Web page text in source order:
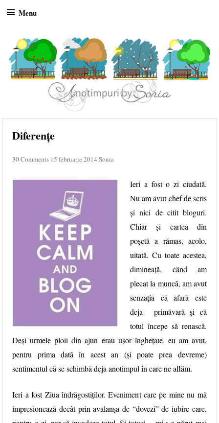
Menu
Diferențe
30 Comments 15 februarie 2014 Sonia
Ieri a fost o zi ciudată.
Nu am avut chef de scris
și nici de citit bloguri.
Chiar și cartea din
poșetă a rămas, acolo,
uitată. Cu toate acestea,
dimineață, când am
plecat la muncă, am avut
senzația că afară este
deja primăvară și că
totul începe să renască.
Deși urmele ploii din ajun erau ușor înghețate, eu am avut,
pentru prima dată în acest an (și poate prea devreme)
sentimentul că se schimbă deja anotimpul în care ne aflăm.
Ieri a fost Ziua îndrăgostiților. Eveniment care pe mine nu mă
impresionează decât prin avalanșa de “dovezi” de iubire care,